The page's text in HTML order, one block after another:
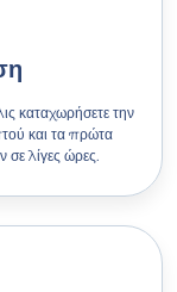
καταχωρήσετε την
και τα πρώτα
σε λίγες ώρες.